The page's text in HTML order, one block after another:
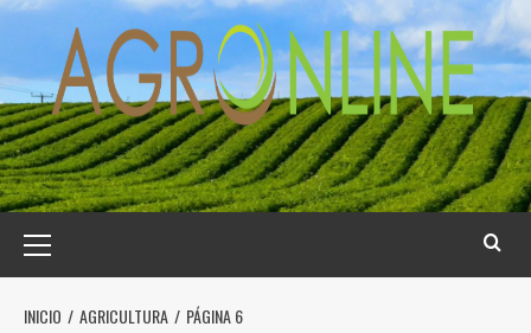
principal
INICIO AGRICULTURA PÁGINA 6